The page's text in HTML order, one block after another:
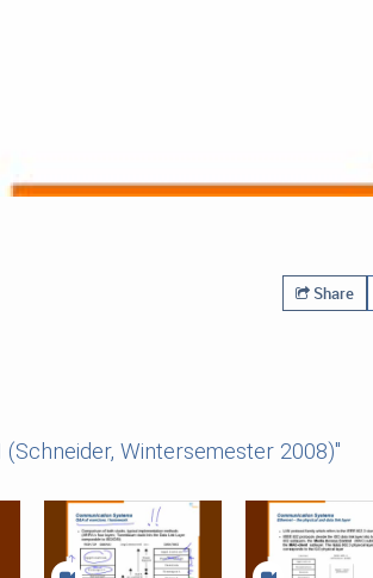
Share
Wintersemester 2008)"